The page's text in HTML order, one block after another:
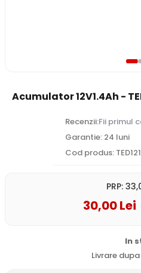
Acumulator 12V1.4Ah -
Recenzii:Fii primul
Garantie: 24 luni
Cod produs:
PRP: 33
30,00Lei
In
Livrare